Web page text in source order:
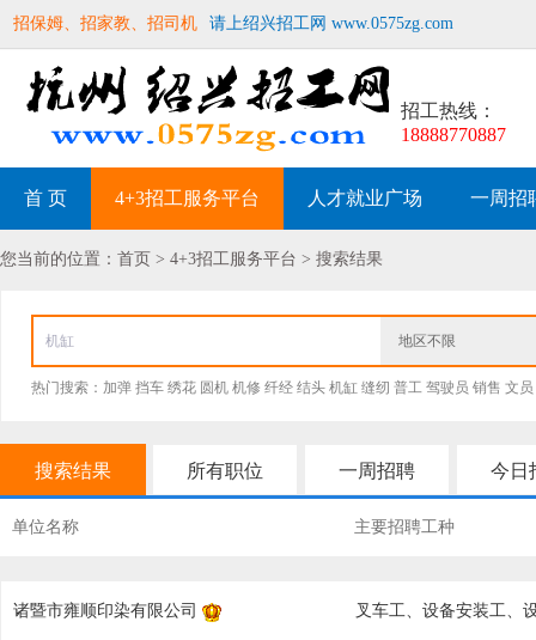
招保姆、招家教、招司机 请上绍兴招工网 www.0575zg.com
招工热线：
18888770887
首 页 4+3招工服务平台 人才就业广场 一周招
您当前的位置：首页 > 4+3招工服务平台 > 搜索结果
地区不限
热门搜索： 加弹 挡车 绣花 圆机 机修 纤经 结头 机缸 缝纫 普工 驾驶员 销售 文员
搜索结果 所有职位 一周招聘 今日
单位名称 主要招聘工种
诸暨市雍顺印染有限公司 叉车工、设备安装工、